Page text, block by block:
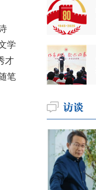
学
才
笔